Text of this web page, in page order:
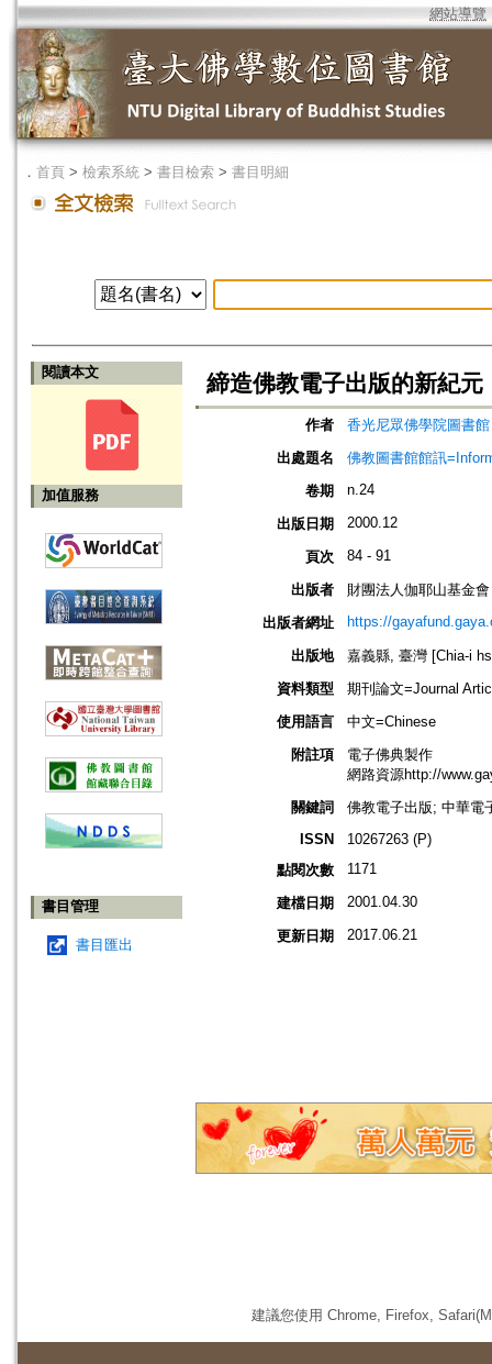
網站導覽
． 首頁 > 檢索系統 > 書目檢索 > 書目明細
閱讀本文
加值服務
書目管理
書目匯出
締造佛教電子出版的新紀
作者 香光尼眾佛學院圖書館
出處題名
佛教圖書館館訊
卷期
n.24
出版日期 2000.12
頁次 84 - 91
出版者
財團法人伽耶山基金會
出版者網址
https://
出版地
嘉義縣, 臺灣 [Chia-i
資料類型
期刊論文=Journal
使用語言
中文=Chinese
附註項
電子佛典製作
網路資源http://
關鍵詞
佛教電子出版; 中華電
ISSN
10267263 (P)
點閱次數
1171
建檔日期 2001.04.30
更新日期 2017.06.21
建議您使用 Chrome, Firefox,